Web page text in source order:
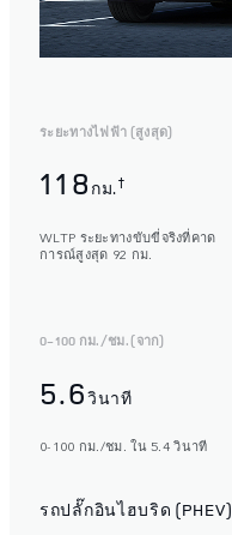
ระยะทางไฟฟ้า (สูงสุด)
118 กม.†
WLTP ระยะทางขับขี่จริงที่คาด
การณ์สูงสุด 92 กม.
0-100 กม./ชม. (จาก)
5.6วินาที
0-100 กม./ชม. ใน 5.4 วินาที
รถปลั๊กอินไฮบริด (PHEV)